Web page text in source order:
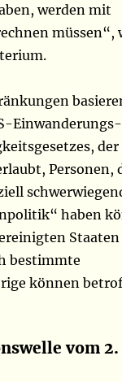
werden mit
müssen“,
der
Personen,
haben
Staaten
bestimmte
können
vom